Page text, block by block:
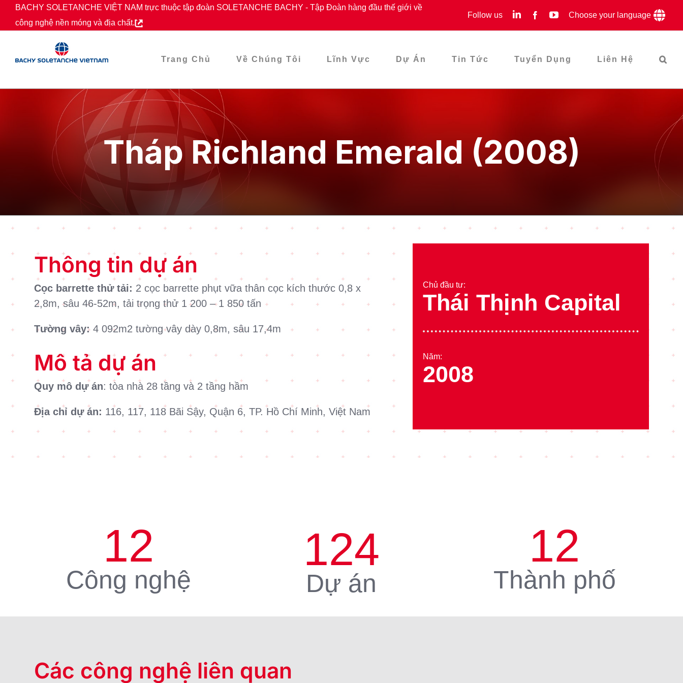
SkipBACHY SOLETANCHE VIỆT NAM trực thuộc tập đoàn SOLETANCHE BACHY - Tập Đoàn hàng đầu thế giới về
công nghệ nền móng và địa chất.
Follow us LinkedInFacebookYouTube
Choose your language
Trang Chủ Về Chúng Tôi Lĩnh Vực Dự Án Tin Tức Tuyển Dụng Liên Hệ
Tháp Richland Emerald (2008)
Thông tin dự án
Cọc barrette thử tải: 2 cọc barrette phụt vữa thân cọc kích thước 0,8 x
2,8m, sâu 46-52m, tải trọng thử 1 200 – 1 850 tấn
Tường vây:4 092m2 tường vây dày 0,8m, sâu 17,4m
Mô tả dự án
Quy mô dự án: tòa nhà 28 tầng và 2 tầng hầm
Địa chỉ dự án: 116, 117, 118 Bãi Sậy, Quận 6, TP. Hồ Chí Minh, Việt Nam
Chủ đầu tư:
Thái Thịnh Capital
Năm:
2008
12
Công nghệ
124
Dự án
12
Thành phố
Các công nghệ liên quan